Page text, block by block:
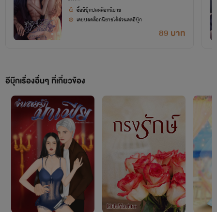
ลิขสิทธิ์ทุกเรื่องหากพบเห็นการคัดลอกเนื้อไม่ว่าจะ
ทั้งหมดหรือน้อยนิด เวย์จะดำเนินการตาทกฎหมายทันที
อย่าคิดว่าไม่กล้าเอาเรื่อง!!!
89 บาท
ซื้ออีบุ๊กปลดล็อกนิยาย
เคยปลดล็อกนิยายได้ส่วนลดอีบุ๊ก
อีบุ๊กเรื่องอื่นๆ ที่เกี่ยวข้อง